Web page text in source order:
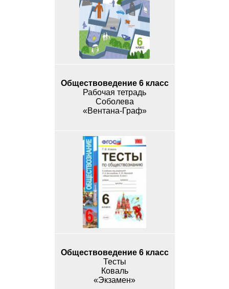
Обществоведение 6 класс
Рабочая тетрадь
Соболева
«Вентана-Граф»
Обществоведение 6 класс
Тесты
Коваль
«Экзамен»